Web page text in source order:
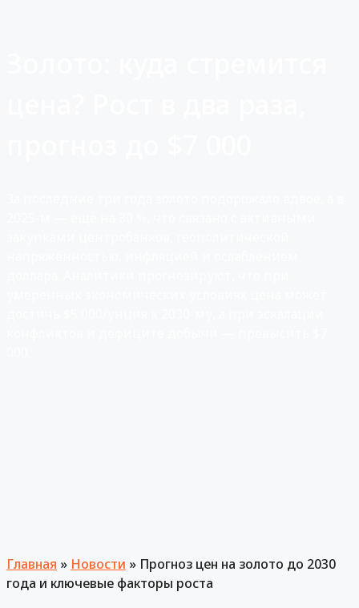
Главная » Новости » Прогноз цен на золото до 2030
года и ключевые факторы роста